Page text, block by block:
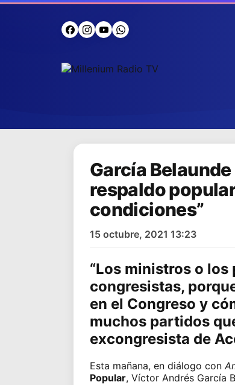
García Belaunde
respaldo
condiciones”
15 octubre, 2021 13:23
“Los ministros o
congresistas,
en el Congreso y
muchos partidos
excongresista de
Esta mañana, en diálogo con
Popular, Víctor Andrés García